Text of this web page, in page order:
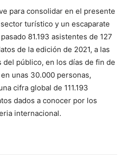
para consolidar en el presente
turístico y un escaparate
81.193 asistentes de 127
de la edición de 2021, a las
del público, en los días de fin de
unas 30.000 personas,
cifra global de 111.193
dados a conocer por los
internacional.